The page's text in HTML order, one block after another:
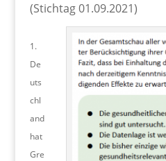
(Stichtag 01.09.2021)
De
uts
chl
and
hat
Gre